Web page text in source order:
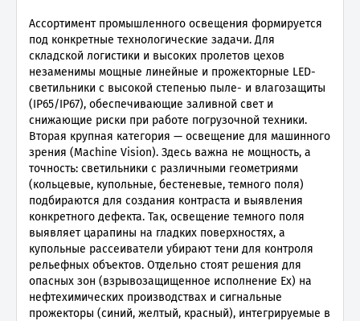
Ассортимент промышленного освещения формируется
под конкретные технологические задачи. Для
складской логистики и высоких пролетов цехов
незаменимы мощные линейные и прожекторные LED-
светильники с высокой степенью пыле- и влагозащиты
(IP65/IP67), обеспечивающие заливной свет и
снижающие риски при работе погрузочной техники.
Вторая крупная категория — освещение для машинного
зрения (Machine Vision). Здесь важна не мощность, а
точность: светильники с различными геометриями
(кольцевые, купольные, бестеневые, темного поля)
подбираются для создания контраста и выявления
конкретного дефекта. Так, освещение темного поля
выявляет царапины на гладких поверхностях, а
купольные рассеиватели убирают тени для контроля
рельефных объектов. Отдельно стоят решения для
опасных зон (взрывозащищенное исполнение Ex) на
нефтехимических производствах и сигнальные
прожекторы (синий, желтый, красный), интегрируемые в